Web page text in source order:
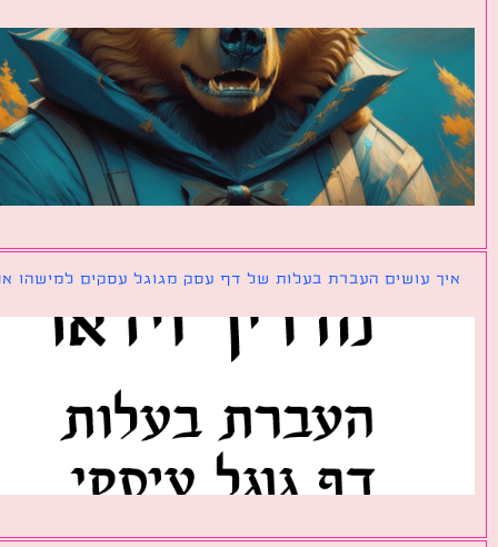
עושים העברת בעלות של דף עסק מגוגל עסקים למישהו אחר?